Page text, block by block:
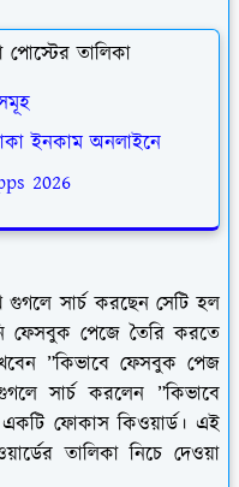
তালিকা
ইনকাম অনলাইনে
2026
সার্চ করছেন সেটি হল
ফেসবুক পেজে তৈরি করতে
”কিভাবে ফেসবুক পেজ
সার্চ করলেন ”কিভাবে
ফোকাস কিওয়ার্ড। এই
তালিকা নিচে দেওয়া